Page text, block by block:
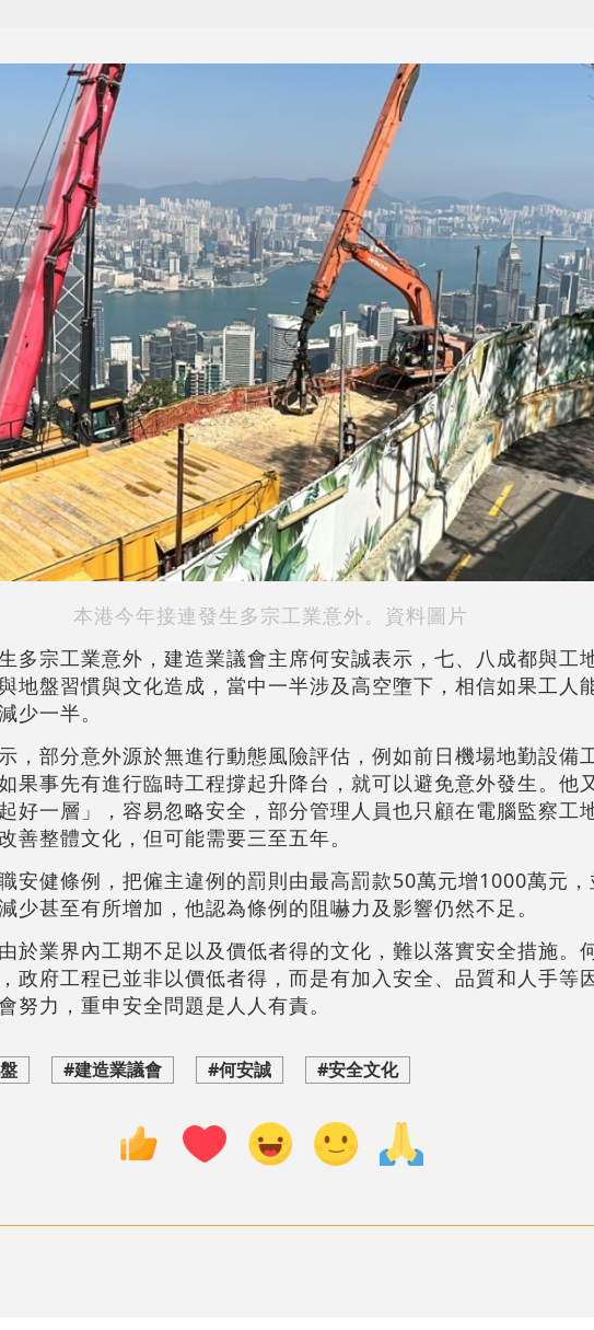
本港今年接連發生多宗工業意外。資料圖片
多宗工業意外，建造業議會主席何安誠表示，七、八成都與工
地盤習慣與文化造成，當中一半涉及高空墮下，相信如果工人
少一半。
，部分意外源於無進行動態風險評估，例如前日機場地勤設備
果事先有進行臨時工程撐起升降台，就可以避免意外發生。他
好一層」，容易忽略安全，部分管理人員也只顧在電腦監察工
善整體文化，但可能需要三至五年。
安健條例，把僱主違例的罰則由最高罰款50萬元增1000萬元
少甚至有所增加，他認為條例的阻嚇力及影響仍然不足。
於業界內工期不足以及價低者得的文化，難以落實安全措施。
政府工程已並非以價低者得，而是有加入安全、品質和人手等
努力，重申安全問題是人人有責。
#建造業議會 #何安誠 #安全文化